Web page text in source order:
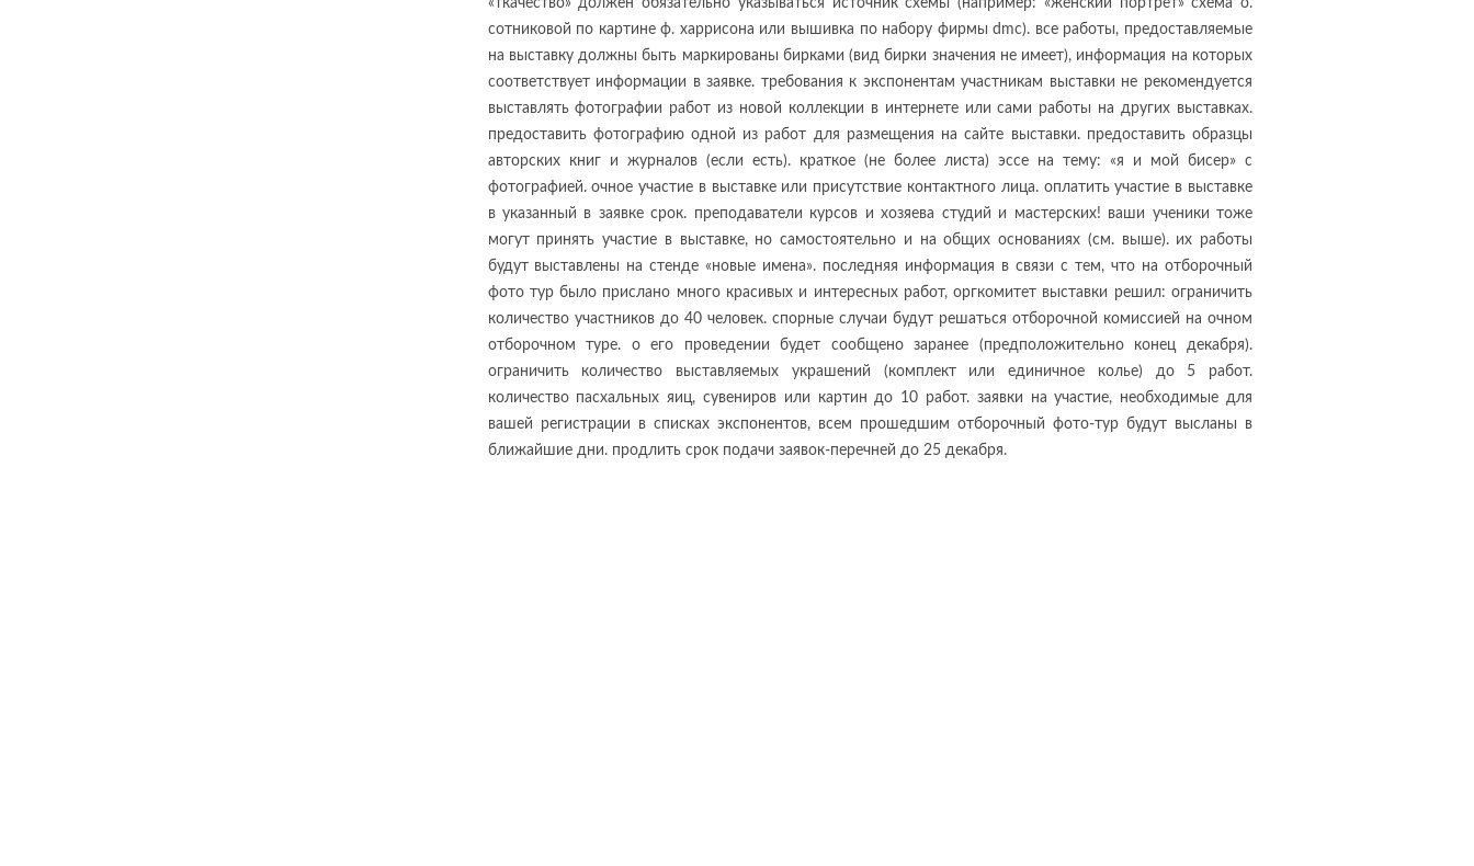
«ткачество» должен обязательно указываться источник схемы (например: «женский портрет» схема о.
сотниковой по картине ф. харрисона или вышивка по набору фирмы dmс). все работы, предоставляемые
на выставку должны быть маркированы бирками (вид бирки значения не имеет), информация на которых
соответствует информации в заявке. требования к экспонентам участникам выставки не рекомендуется
выставлять фотографии работ из новой коллекции в интернете или сами работы на других выставках.
предоставить фотографию одной из работ для размещения на сайте выставки. предоставить образцы
авторских книг и журналов (если есть). краткое (не более листа) эссе на тему: «я и мой бисер» с
фотографией. очное участие в выставке или присутствие контактного лица. оплатить участие в выставке
в указанный в заявке срок. преподаватели курсов и хозяева студий и мастерских! ваши ученики тоже
могут принять участие в выставке, но самостоятельно и на общих основаниях (см. выше). их работы
будут выставлены на стенде «новые имена». последняя информация в связи с тем, что на отборочный
фото тур было прислано много красивых и интересных работ, оргкомитет выставки решил: ограничить
количество участников до 40 человек. спорные случаи будут решаться отборочной комиссией на очном
отборочном туре. о его проведении будет сообщено заранее (предположительно конец декабря).
ограничить количество выставляемых украшений (комплект или единичное колье) до 5 работ.
количество пасхальных яиц, сувениров или картин до 10 работ. заявки на участие, необходимые для
вашей регистрации в списках экспонентов, всем прошедшим отборочный фото-тур будут высланы в
ближайшие дни. продлить срок подачи заявок-перечней до 25 декабря.